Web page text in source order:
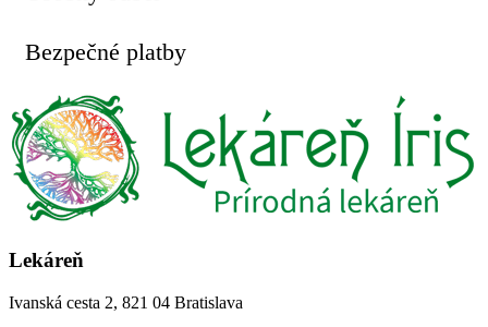
Bezpečné platby
Lekáreň
Ivanská cesta 2, 821 04 Bratislava